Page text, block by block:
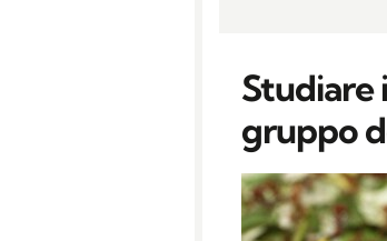
gruppo